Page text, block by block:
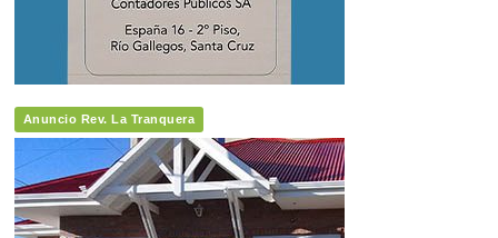
Anuncio Rev. La Tranquera